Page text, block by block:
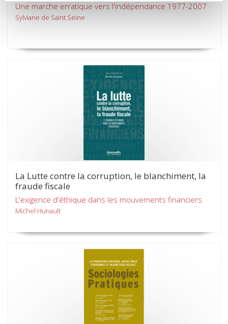
Une marche erratique vers l'indépendance 1977-2007
Sylviane de Saint Seine
La Lutte contre la corruption, le blanchiment, la
fraude fiscale
L'exigence d'éthique dans les mouvements financiers
Michel Hunault